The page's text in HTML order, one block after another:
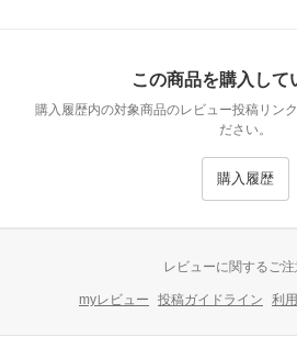
この商品を購入して
購入履歴内の対象商品のレビュー投稿リン
ださい。
購入履歴
レビューに関するご
myレビュー 投稿ガイドライン 利